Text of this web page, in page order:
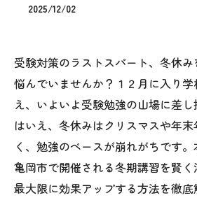
2025/12/02
受験対策のラストスパート、冬休
悩んでいませんか？１２月に入り
え、いよいよ受験勉強の山場に差
はいえ、冬休みはクリスマスや年
く、勉強のペースが崩れがちです
亀岡市で開催される冬期講習を賢
最大限に効果アップする方法を徹